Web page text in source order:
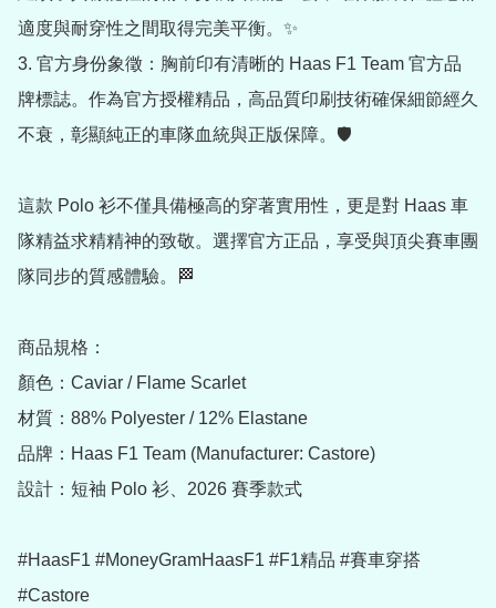
適度與耐穿性之間取得完美平衡。✨
3. 官方身份象徵：胸前印有清晰的 Haas F1 Team 官方品
牌標誌。作為官方授權精品，高品質印刷技術確保細節經久
不衰，彰顯純正的車隊血統與正版保障。🛡️
這款 Polo 衫不僅具備極高的穿著實用性，更是對 Haas 車
隊精益求精精神的致敬。選擇官方正品，享受與頂尖賽車團
隊同步的質感體驗。🏁
商品規格：
顏色：Caviar / Flame Scarlet
材質：88% Polyester / 12% Elastane
品牌：Haas F1 Team (Manufacturer: Castore)
設計：短袖 Polo 衫、2026 賽季款式
#HaasF1 #MoneyGramHaasF1 #F1精品 #賽車穿搭
#Castore